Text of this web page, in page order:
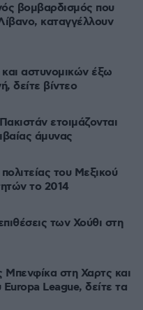
βομβαρδισμός που
καταγγέλλουν
αστυνομικών έξω
δείτε βίντεο
ετοιμάζονται
άμυνας
του Μεξικού
το 2014
των Χούθι στη
Μπενφίκα στη Χαρτς και
League, δείτε τα